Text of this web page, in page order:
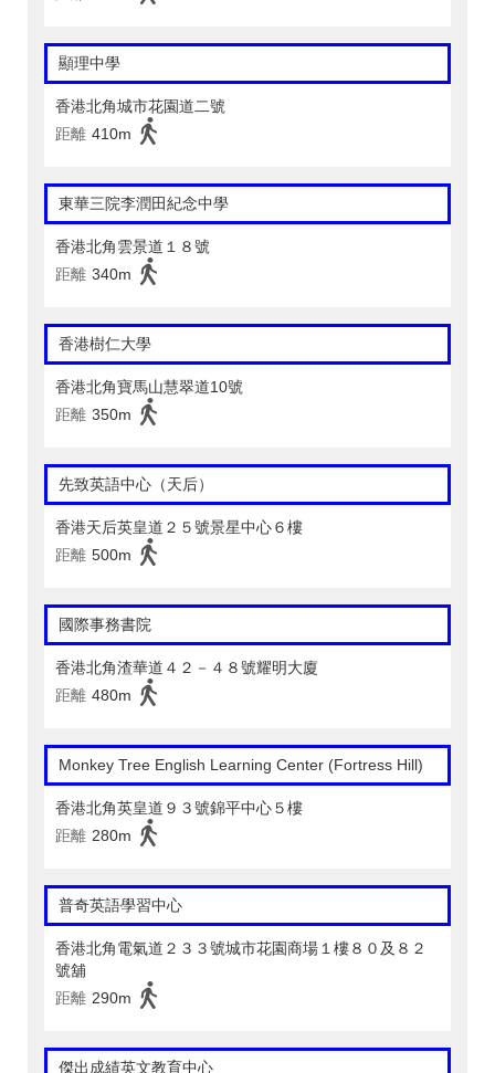
顯理中學
香港北角城市花園道二號
距離 410m
東華三院李潤田紀念中學
香港北角雲景道１８號
距離 340m
香港樹仁大學
香港北角寶馬山慧翠道10號
距離 350m
先致英語中心（天后）
香港天后英皇道２５號景星中心６樓
距離 500m
國際事務書院
香港北角渣華道４２－４８號耀明大廈
距離 480m
Monkey Tree English Learning Center (Fortress Hill)
香港北角英皇道９３號錦平中心５樓
距離 280m
普奇英語學習中心
香港北角電氣道２３３號城市花園商場１樓８０及８２
號舖
距離 290m
傑出成績英文教育中心